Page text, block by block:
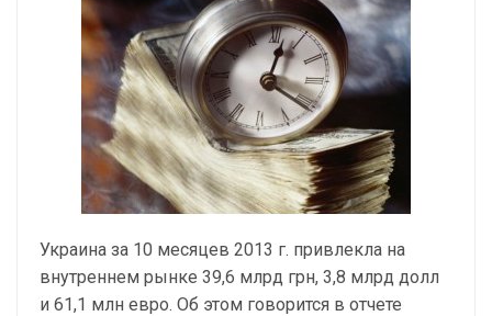
Украина за 10 месяцев 2013 г. привлекла на
внутреннем рынке 39,6 млрд грн, 3,8 млрд долл
и 61,1 млн евро. Об этом говорится в отчете